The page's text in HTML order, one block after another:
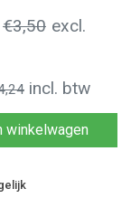
€3,50 excl.
incl. btw
winkelwagen